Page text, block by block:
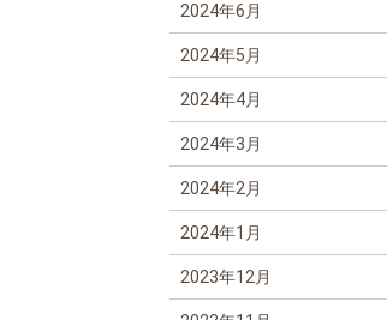
2024年6月
2024年5月
2024年4月
2024年3月
2024年2月
2024年1月
2023年12月